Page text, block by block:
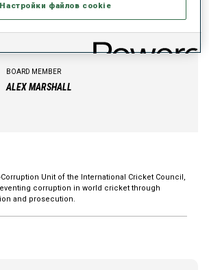
BOARD MEMBER
ALEX MARSHALL
Unit of the International Cricket Council,
corruption in world cricket through
and prosecution.
Настройки файлов cookie